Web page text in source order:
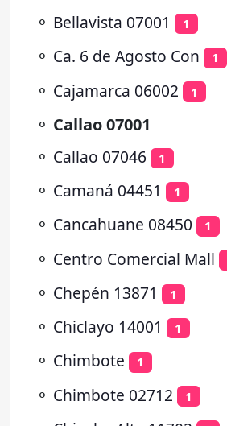
⚬ Bellavista 07001 1
⚬ Ca. 6 de Agosto Con 1
⚬ Cajamarca 06002 1
⚬ Callao 07001
⚬ Callao 07046 1
⚬ Camaná 04451 1
⚬ Cancahuane 08450 1
⚬ Centro Comercial Mall
⚬ Chepén 13871 1
⚬ Chiclayo 14001 1
⚬ Chimbote 1
⚬ Chimbote 02712 1